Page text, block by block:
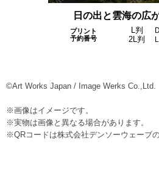
日の出と雲海の広
プリント
予約番号
L判
2L判
©Art Works Japan / Image Werks Co.,Ltd.
※画像はイメージです。
※実物は画像と異なる場合があります。
※QRコードは株式会社デンソーウェーブの